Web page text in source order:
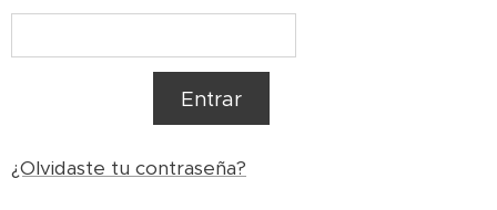
Entrar
¿Olvidaste tu contraseña?